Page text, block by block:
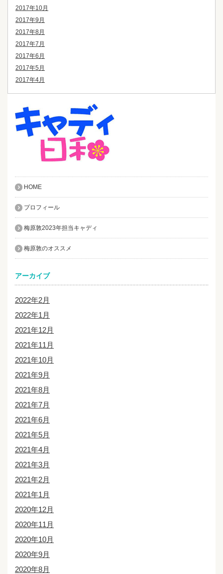
2017年10月
2017年9月
2017年8月
2017年7月
2017年6月
2017年5月
2017年4月
HOME
プロフィール
梅原敦2023年担当キャディ
梅原敦のオススメ
アーカイブ
2022年2月
2022年1月
2021年12月
2021年11月
2021年10月
2021年9月
2021年8月
2021年7月
2021年6月
2021年5月
2021年4月
2021年3月
2021年2月
2021年1月
2020年12月
2020年11月
2020年10月
2020年9月
2020年8月